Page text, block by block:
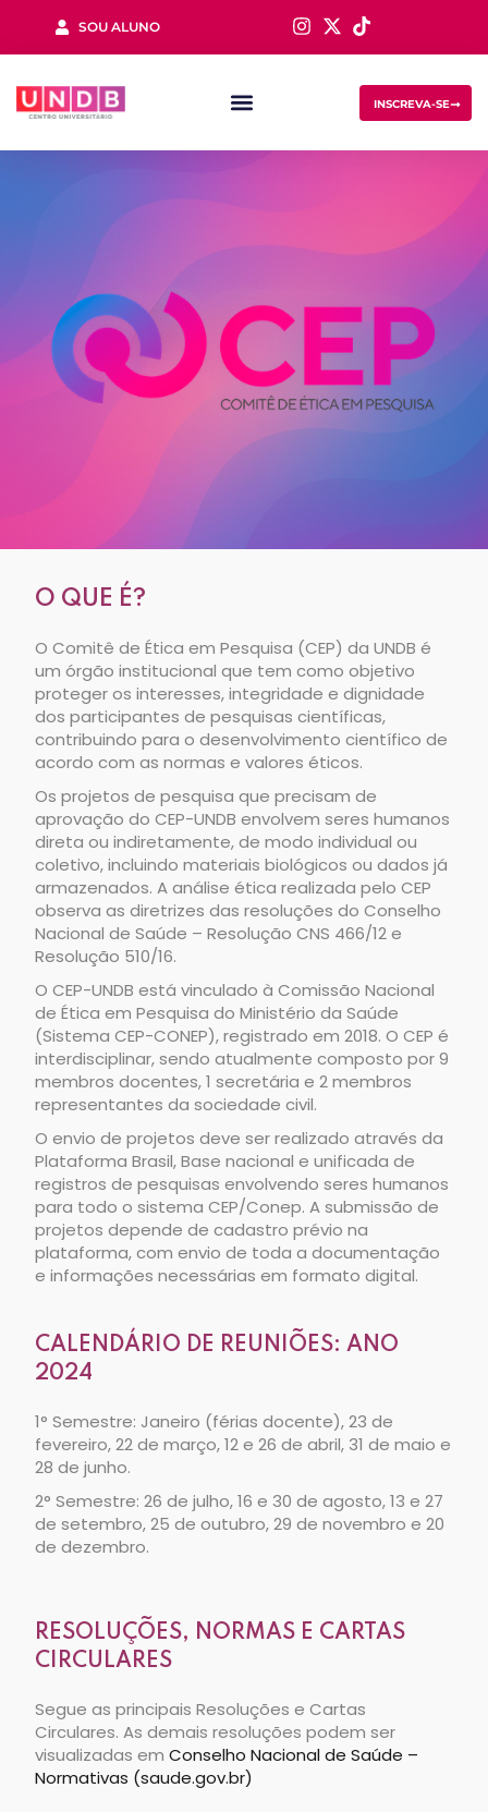
SOU ALUNO
INSCREVA-SE
O QUE É?
O Comitê de Ética em Pesquisa (CEP) da UNDB é
um órgão institucional que tem como objetivo
proteger os interesses, integridade e dignidade
dos participantes de pesquisas científicas,
contribuindo para o desenvolvimento científico de
acordo com as normas e valores éticos.
Os projetos de pesquisa que precisam de
aprovação do CEP-UNDB envolvem seres humanos
direta ou indiretamente, de modo individual ou
coletivo, incluindo materiais biológicos ou dados já
armazenados. A análise ética realizada pelo CEP
observa as diretrizes das resoluções do Conselho
Nacional de Saúde – Resolução CNS 466/12 e
Resolução 510/16.
O CEP-UNDB está vinculado à Comissão Nacional
de Ética em Pesquisa do Ministério da Saúde
(Sistema CEP-CONEP), registrado em 2018. O CEP é
interdisciplinar, sendo atualmente composto por 9
membros docentes, 1 secretária e 2 membros
representantes da sociedade civil.
O envio de projetos deve ser realizado através da
Plataforma Brasil, Base nacional e unificada de
registros de pesquisas envolvendo seres humanos
para todo o sistema CEP/Conep. A submissão de
projetos depende de cadastro prévio na
plataforma, com envio de toda a documentação
e informações necessárias em formato digital.
CALENDÁRIO DE REUNIÕES: ANO
2024
1° Semestre: Janeiro (férias docente), 23 de
fevereiro, 22 de março, 12 e 26 de abril, 31 de maio e
28 de junho.
2° Semestre: 26 de julho, 16 e 30 de agosto, 13 e 27
de setembro, 25 de outubro, 29 de novembro e 20
de dezembro.
RESOLUÇÕES, NORMAS E CARTAS
CIRCULARES
Segue as principais Resoluções e Cartas
Circulares. As demais resoluções podem ser
visualizadas em Conselho Nacional de Saúde –
Normativas (saude.gov.br)
Remember me Lost your password?